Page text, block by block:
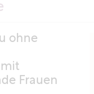
ohne
mit
Frauen